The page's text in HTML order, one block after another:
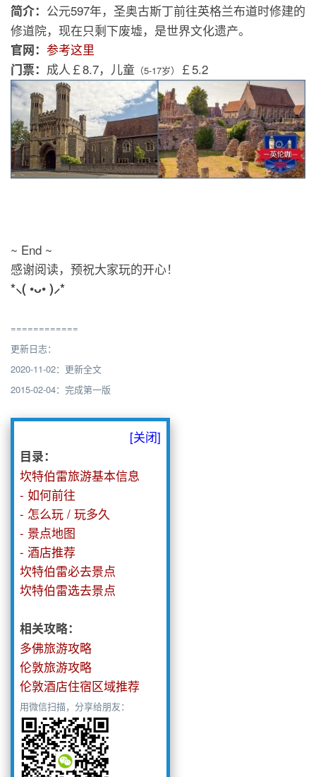
简介： 公元597年，圣奥古斯丁前往英格兰布道时修建的
修道院，现在只剩下废墟，是世界文化遗产。
官网： 参考这里
门票： 成人￡8.7，儿童 （5-17岁） ￡5.2
~ End ~
感谢阅读，预祝大家玩的开心！
*⸜( •ᴗ• )⸝*
============
更新日志：
2020-11-02：更新全文
2015-02-04：完成第一版
[关闭]
目录：
坎特伯雷旅游基本信息
- 如何前往
- 怎么玩 / 玩多久
- 景点地图
- 酒店推荐
坎特伯雷必去景点
坎特伯雷选去景点
相关攻略：
多佛旅游攻略
伦敦旅游攻略
伦敦酒店住宿区域推荐
用微信扫描，分享给朋友：